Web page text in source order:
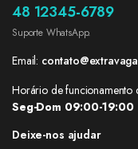
48 12345-6789
Suporte WhatsApp.
Email:
Horário de funcionamento
Seg-Dom 09:00-19:00
Deixe-nos ajudar